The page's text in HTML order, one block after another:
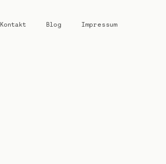
Kontakt Blog Impressum